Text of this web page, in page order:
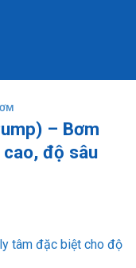
– Bơm
độ sâu